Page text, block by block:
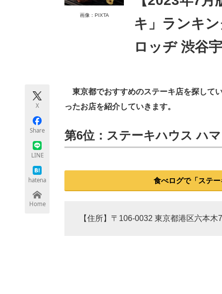
ITエンジニア向け専門サイト
ちょっと気になるネットの話題
画像：PIXTA
キ」ランキ
ロッヂ 渋谷
X
Share
LINE
hatena
Home
東京都でおすすめのステーキ店を探して
ったお店を紹介していきます。
第6位：ステーキハウス ハ
食べログで「ステ
【住所】〒106-0032 東京都港区六本木